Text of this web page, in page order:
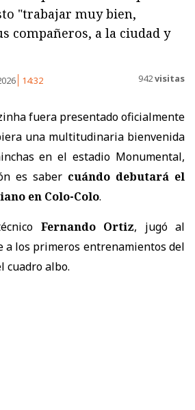
"trabajar muy bien,
compañeros, a la ciudad y
14:32 942visitas
fuera presentado oficialmente
una multitudinaria bienvenida
en el estadio Monumental,
es saber cuándo debutará el
en Colo-Colo.
Fernando Ortiz, jugó al
los primeros entrenamientos del
cuadro albo.